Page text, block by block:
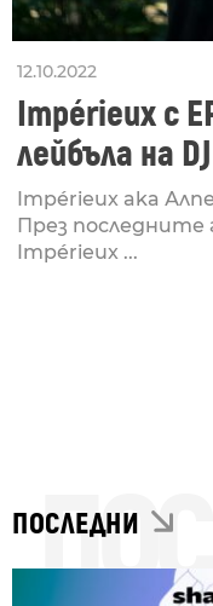
12.10.2022
Impérieux с
лейбъла на
Fantasmagorii
Impérieux aka
През последните
Impérieux ...
ПОСЛЕДНИ